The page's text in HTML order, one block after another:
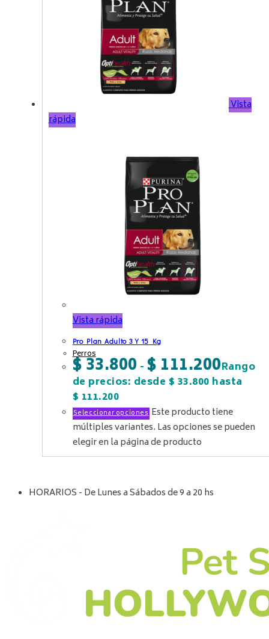
Vista
rápida
Vista rápida
Pro Plan Adulto 3 Y 15 Kg
Perros
$33.800 - $111.200Rango
de precios: desde $ 33.800 hasta
$ 111.200
Seleccionar opciones Este producto tiene
múltiples variantes. Las opciones se pueden
elegir en la página de producto
HORARIOS - De Lunes a Sábados de 9 a 20 hs